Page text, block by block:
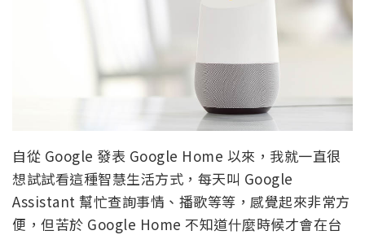
自從 Google 發表 Google Home 以來，我就一直很
想試試看這種智慧生活方式，每天叫 Google
Assistant 幫忙查詢事情、播歌等等，感覺起來非常方
便，但苦於 Google Home 不知道什麼時候才會在台